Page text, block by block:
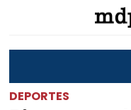
DEPORTES